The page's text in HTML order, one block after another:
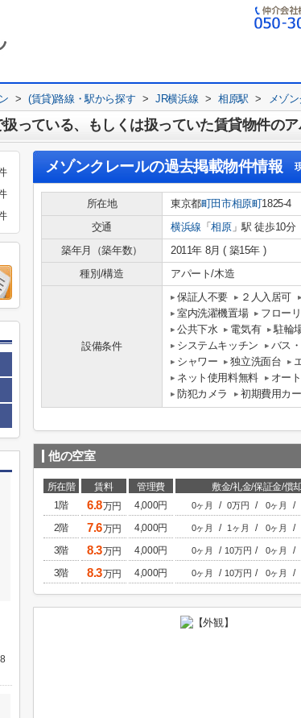
> (賃貸)路線・駅から探す > JR横浜線 > 相原駅 > メゾ
っている、もしくは扱っていた賃貸物件のア
メゾンクレールの過去掲載物件情報
所在地 東京都町田市相原町1825-4
交通
横浜線 「相原」駅 徒歩10分
築年月（築年数）
2011年 8月 ( 築15年 )
種別/構造
アパート/木造
設備条件
保証人不要 ２人入居可
室内洗濯機置場
フロー
公共下水
電気有 駐輪
システムキッチン
バス
シャワー
独立洗面台
ネット使用料無料
オー
防犯カメラ
初期費用カ
他の空室
所在階 賃料 管理費 敷金/礼金/保証金/償却
1階
6.8万円 4,000円 0ヶ月 / 0万円 / 0ヶ月 /
2階
7.6万円 4,000円 0ヶ月 / 1ヶ月 / 0ヶ月 /
3階
8.3万円 4,000円 0ヶ月 / 10万円 / 0ヶ月 /
3階
8.3万円 4,000円 0ヶ月 / 10万円 / 0ヶ月 /